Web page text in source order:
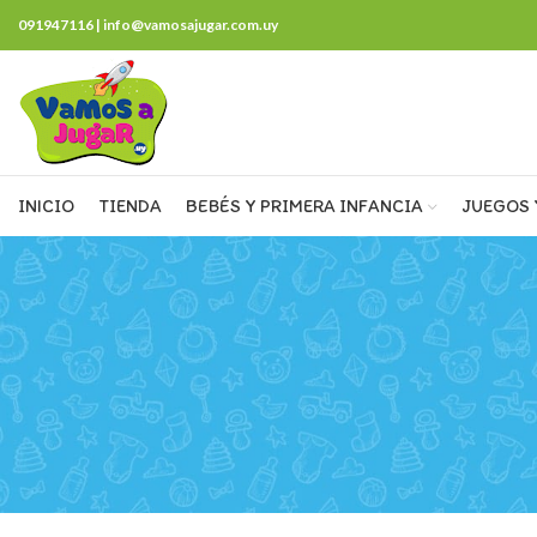
091947116 | info@vamosajugar.com.uy
INICIO TIENDA BEBÉS Y PRIMERA INFANCIA JUEGOS